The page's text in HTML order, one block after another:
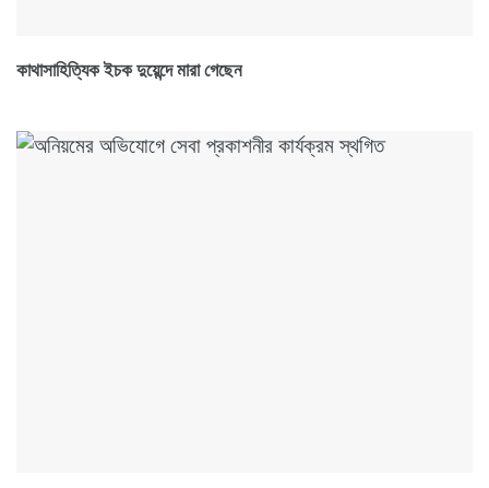
কাথাসাহিত্যিক ইচক দুয়েন্দে মারা গেছেন